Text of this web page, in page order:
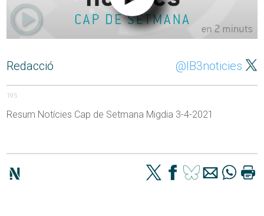
Redacció @IB3noticies
195
Resum Notícies Cap de Setmana Migdia 3-4-2021